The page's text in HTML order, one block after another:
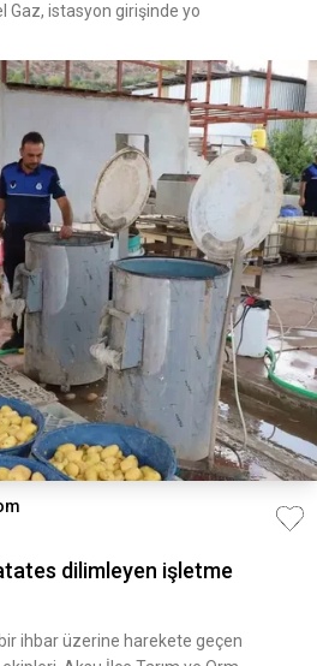
Gaz, istasyon girişinde yo
dilimleyen işletme
ihbar üzerine harekete geçen